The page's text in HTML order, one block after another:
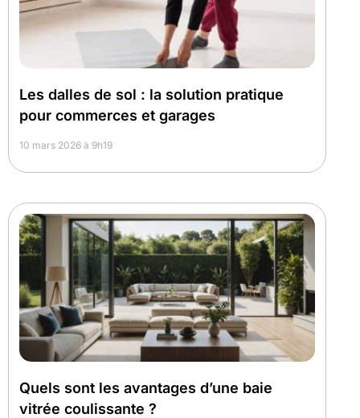
Les dalles de sol : la solution pratique
pour commerces et garages
10 mars 2026 à 9h19
Quels sont les avantages d’une baie
vitrée coulissante ?